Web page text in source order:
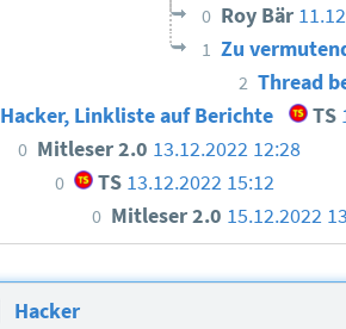
0 Roy Bär
1 Zu
2 Thread
Hacker, Linkliste auf Berichte TS
0 Mitleser 2.0 13.12.2022 12:28
0 TS 13.12.2022 15:12
0 Mitleser 2.0 15.12.2022
Hacker